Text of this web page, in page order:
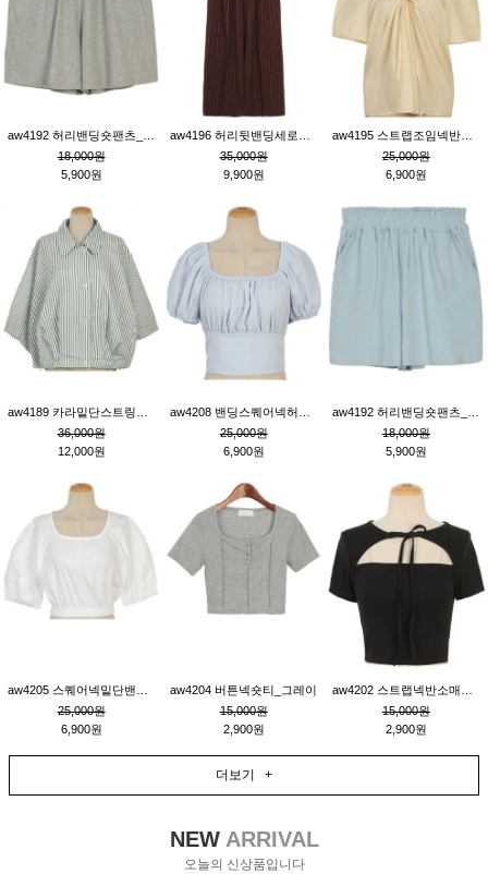
18,000원
5,900원
35,000원
9,900원
25,000원
6,900원
36,000원
12,000원
25,000원
6,900원
18,000원
5,900원
25,000원
6,900원
aw4204 버튼넥숏티_그레이
15,000원
2,900원
15,000원
2,900원
더보기 +
NEWARRIVAL
오늘의 신상품입니다